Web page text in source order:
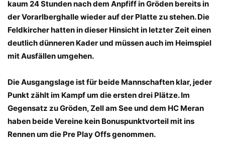
kaum 24 Stunden nach dem Anpfiff in Gröden bereits in
der Vorarlberghalle wieder auf der Platte zu stehen. Die
Feldkircher hatten in dieser Hinsicht in letzter Zeit einen
deutlich dünneren Kader und müssen auch im Heimspiel
mit Ausfällen umgehen.
Die Ausgangslage ist für beide Mannschaften klar, jeder
Punkt zählt im Kampf um die ersten drei Plätze. Im
Gegensatz zu Gröden, Zell am See und dem HC Meran
haben beide Vereine kein Bonuspunktvorteil mit ins
Rennen um die Pre Play Offs genommen.